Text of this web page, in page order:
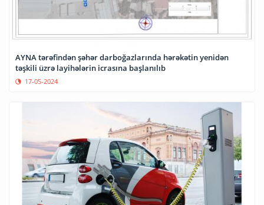
AYNA tərəfindən şəhər darboğazlarında hərəkətin yenidən
təşkili üzrə layihələrin icrasına başlanılıb
17-05-2024